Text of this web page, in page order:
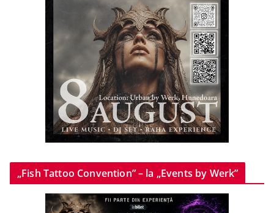
„Fish Tattoo Convention” – la „Events by Werk”